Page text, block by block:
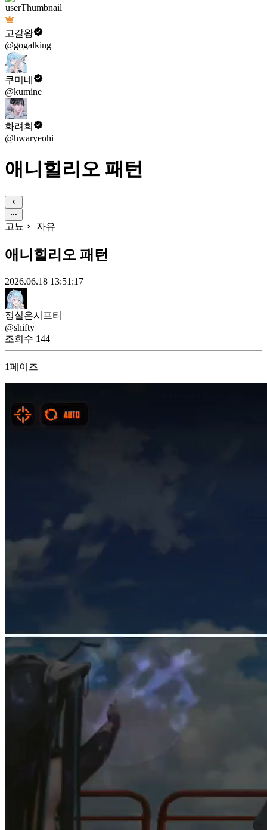
고갈왕
@gogalking
쿠미네
@kumine
화려희
@hwaryeohi
애니힐리오 패턴
고뇨 자유
애니힐리오 패턴
2026.06.18 13:51:17
정실은시프티
@shifty
조회수 144
1페이즈